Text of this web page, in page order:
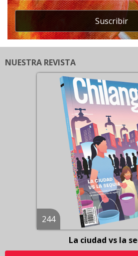
Suscribir
NUESTRA REVISTA
244
La ciudad vs la